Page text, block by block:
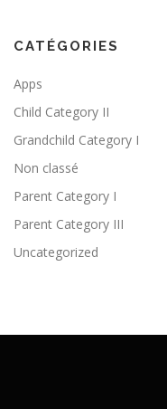
CATÉGORIES
Apps
Child Category II
Grandchild Category I
Non classé
Parent Category I
Parent Category III
Uncategorized